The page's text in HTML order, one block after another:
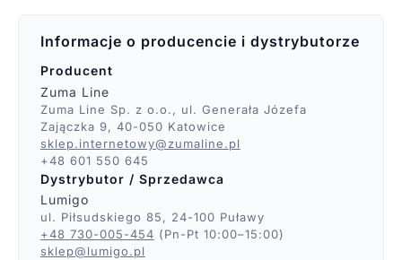
Informacje o producencie i dystrybutorze
Producent
Zuma Line
Zuma Line Sp. z o.o., ul. Generała Józefa
Zajączka 9, 40-050 Katowice
sklep.internetowy@zumaline.pl
+48 601 550 645
Dystrybutor / Sprzedawca
Lumigo
ul. Piłsudskiego 85, 24-100 Puławy
+48 730-005-454 (Pn-Pt 10:00–15:00)
sklep@lumigo.pl